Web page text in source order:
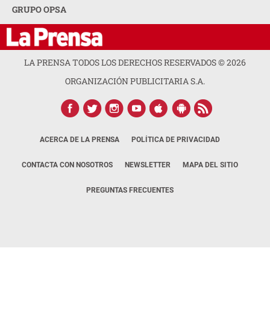
GRUPO OPSA
LA PRENSA TODOS LOS DERECHOS RESERVADOS ©2026
ORGANIZACIÓN PUBLICITARIA S.A.
ACERCA DE LA PRENSA POLÍTICA DE PRIVACIDAD
CONTACTA CON NOSOTROS NEWSLETTER MAPA DEL SITIO
PREGUNTAS FRECUENTES